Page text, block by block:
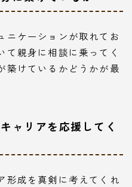
ニケーションが取れてお
て親身に相談に乗ってく
築けているかどうかが最
ャリアを応援してく
形成を真剣に考えてくれ